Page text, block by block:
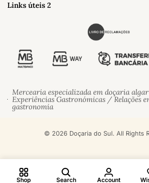
Links úteis 2
Mercearia especializada em doçaria
Experiências Gastronómicas / Relações
gastronomia
© 2026 Doçaria do Sul. All Rights
Shop Search Account